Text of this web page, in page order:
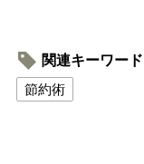
関連キーワード
節約術